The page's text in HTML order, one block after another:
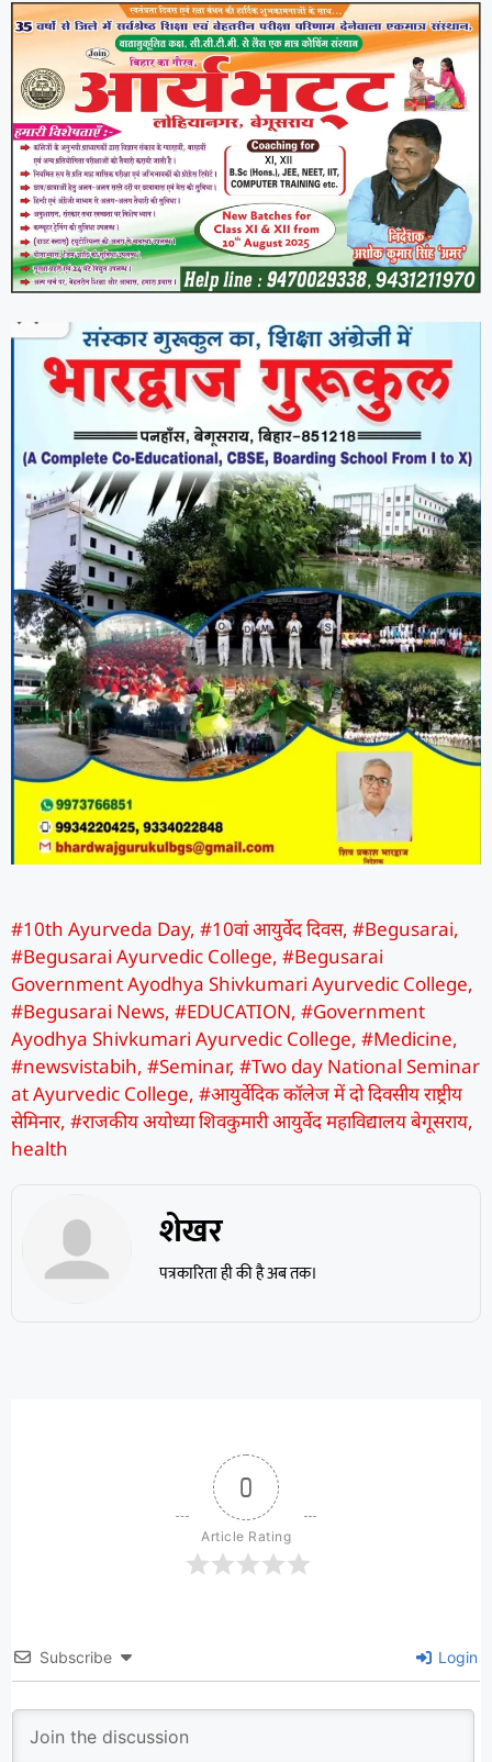
#10th Ayurveda Day, #10वां आयुर्वेद दिवस, #Begusarai,
#Begusarai Ayurvedic College, #Begusarai
Government Ayodhya Shivkumari Ayurvedic College,
#Begusarai News, #EDUCATION, #Government
Ayodhya Shivkumari Ayurvedic College, #Medicine,
#newsvistabih, #Seminar, #Two day National Seminar
at Ayurvedic College, #आयुर्वेदिक कॉलेज में दो दिवसीय राष्ट्रीय
सेमिनार, #राजकीय अयोध्या शिवकुमारी आयुर्वेद महाविद्यालय बेगूसराय,
health
शेखर
पत्रकारिता ही की है अब तक।
0
Article Rating
Subscribe Login